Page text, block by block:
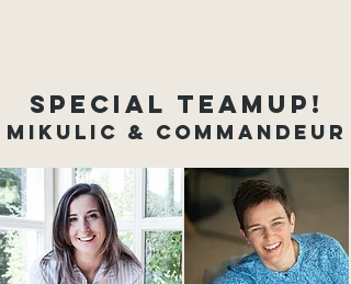
SPECIAL TEAMUP!
mikulic & commandeur